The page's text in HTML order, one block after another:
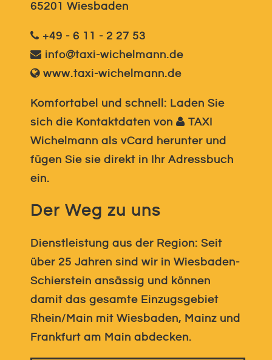
65201 Wiesbaden
+49 - 6 11 - 2 27 53
info@taxi-wichelmann.de
www.taxi-wichelmann.de
Komfortabel und schnell: Laden Sie
sich die Kontaktdaten von
TAXI
Wichelmann als vCard herunter und
fügen Sie sie direkt in Ihr Adressbuch
ein.
Der Weg zu uns
Dienstleistung aus der Region: Seit
über 25 Jahren sind wir in Wiesbaden-
Schierstein ansässig und können
damit das gesamte Einzugsgebiet
Rhein/Main mit Wiesbaden, Mainz und
Frankfurt am Main abdecken.